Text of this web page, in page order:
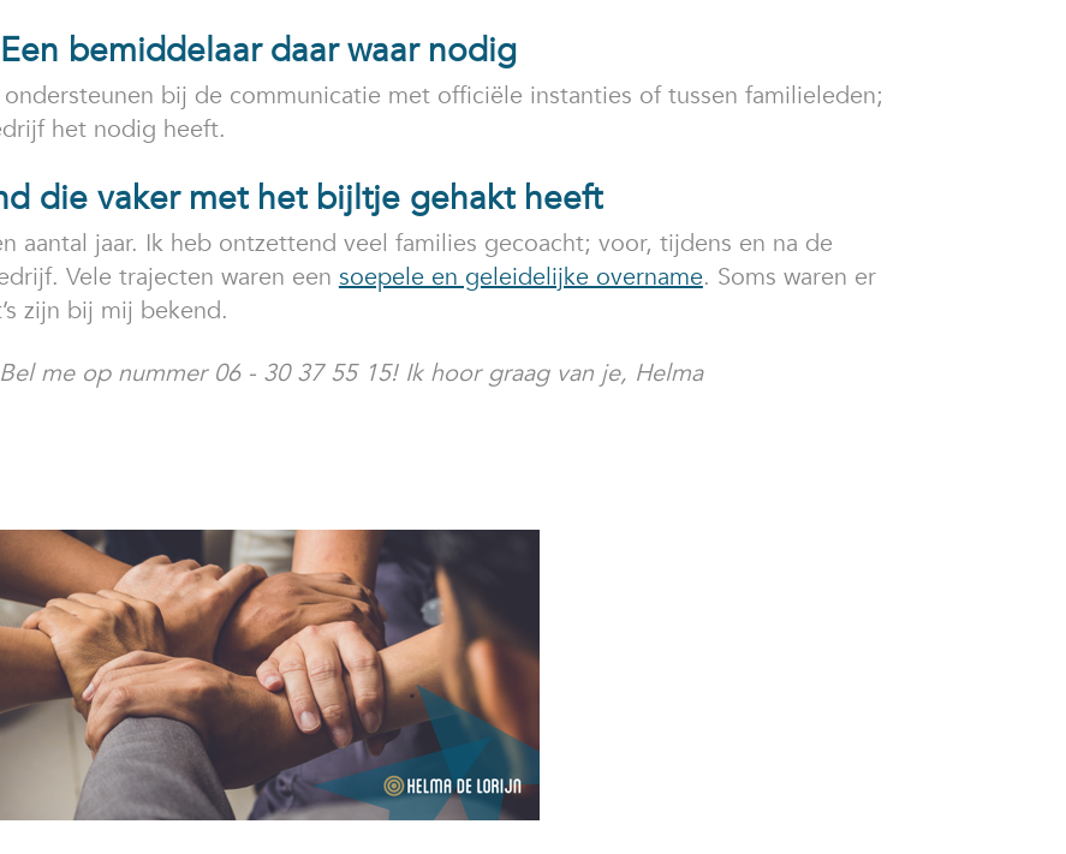
Een bemiddelaar daar waar nodig
bij de communicatie met officiële instanties of tussen familieleden;
het nodig heeft.
die vaker met het bijltje gehakt heeft
aantal jaar. Ik heb ontzettend veel families gecoacht; voor, tijdens en na de
Vele trajecten waren een soepele en geleidelijke overname. Soms waren er
zijn bij mij bekend.
me op nummer 06 - 30 37 55 15! Ik hoor graag van je, Helma